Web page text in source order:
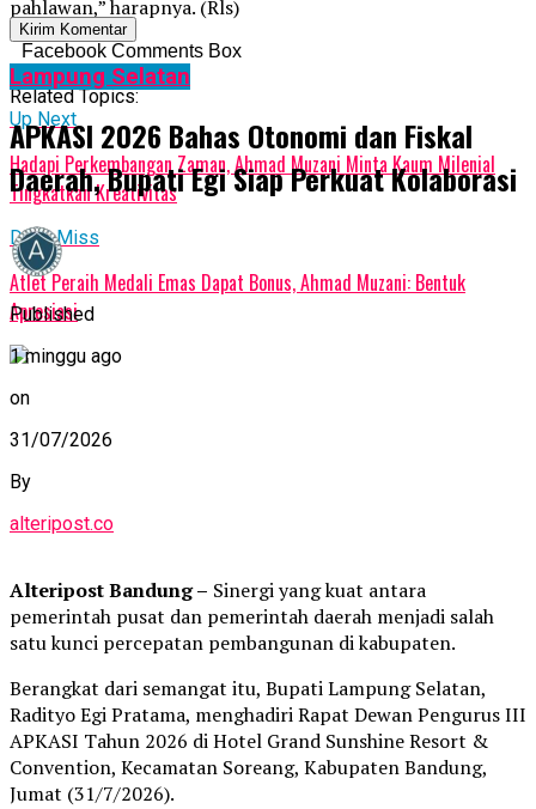
pahlawan,” harapnya. (Rls)
Facebook Comments Box
Related Topics:
Up Next
Hadapi Perkembangan Zaman, Ahmad Muzani Minta Kaum Milenial
Tingkatkan Kreativitas
Don't Miss
Atlet Peraih Medali Emas Dapat Bonus, Ahmad Muzani: Bentuk
Apresiasi
Lampung Selatan
APKASI 2026 Bahas Otonomi dan Fiskal
Daerah, Bupati Egi Siap Perkuat Kolaborasi
Published
1 minggu ago
on
31/07/2026
By
alteripost.co
Alteripost Bandung – Sinergi yang kuat antara
pemerintah pusat dan pemerintah daerah menjadi salah
satu kunci percepatan pembangunan di kabupaten.
Berangkat dari semangat itu, Bupati Lampung Selatan,
Radityo Egi Pratama, menghadiri Rapat Dewan Pengurus III
APKASI Tahun 2026 di Hotel Grand Sunshine Resort &
Convention, Kecamatan Soreang, Kabupaten Bandung,
Jumat (31/7/2026).